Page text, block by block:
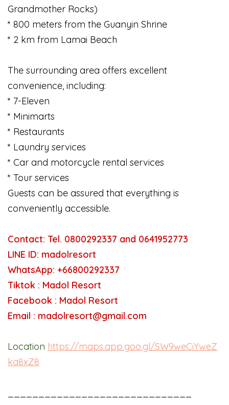
Grandmother Rocks)
* 800 meters from the Guanyin Shrine
* 2 km from Lamai Beach
The surrounding area offers excellent
convenience, including:
* 7-Eleven
* Minimarts
* Restaurants
* Laundry services
* Car and motorcycle rental services
* Tour services
Guests can be assured that everything is
conveniently accessible.
Contact: Tel. 0800292337 and 0641952773
LINE ID: madolresort
WhatsApp: +66800292337
Tiktok : Madol Resort
Facebook : Madol Resort
Email : madolresort@gmail.com
Location https://maps.app.goo.gl/SW9weCiYweZ
ka8xZ8